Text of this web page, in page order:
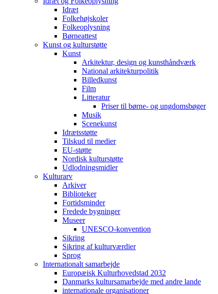
Idræt
Folkehøjskoler
Folkeoplysning
Børneattest
Kunst og kulturstøtte
Kunst
Arkitektur, design og kunsthåndværk
National arkitekturpolitik
Billedkunst
Film
Litteratur
Priser til børne- og ungdomsbøger
Musik
Scenekunst
Idrætsstøtte
Tilskud til medier
EU-støtte
Nordisk kulturstøtte
Udlodningsmidler
Kulturarv
Arkiver
Biblioteker
Fortidsminder
Fredede bygninger
Museer
UNESCO-konvention
Sikring
Sikring af kulturværdier
Sprog
Internationalt samarbejde
Europæisk Kulturhovedstad 2032
Danmarks kultursamarbejde med andre lande
internationale organisationer